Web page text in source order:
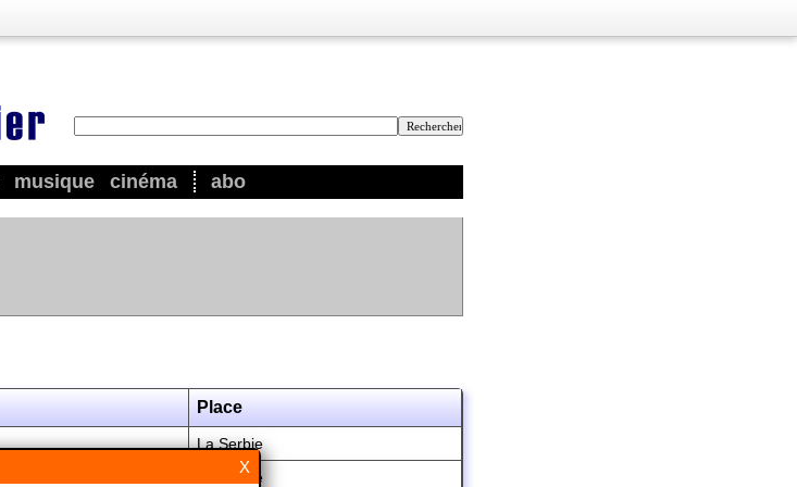
musique cinéma abo
Place
La Serbie
La Serbie
X